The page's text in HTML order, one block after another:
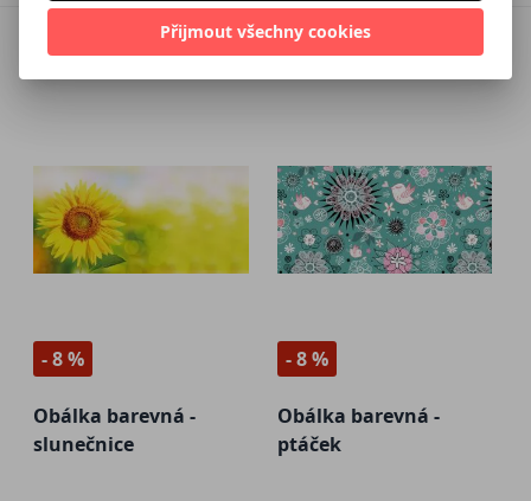
- 8 %
Obálka barevná -
slunečnice
- 8 %
Obálka barevná -
ptáček
Přijmout všechny cookies